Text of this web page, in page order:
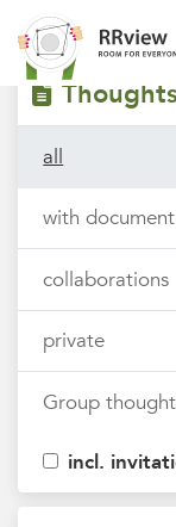
Filters tags
all
with document
collaborations
private
Group
incl.